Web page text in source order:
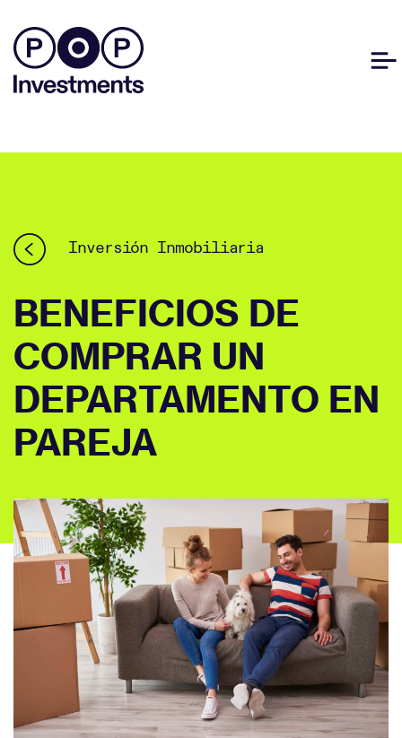
Inversión Inmobiliaria
BENEFICIOS DE
COMPRAR UN
DEPARTAMENTO EN
PAREJA